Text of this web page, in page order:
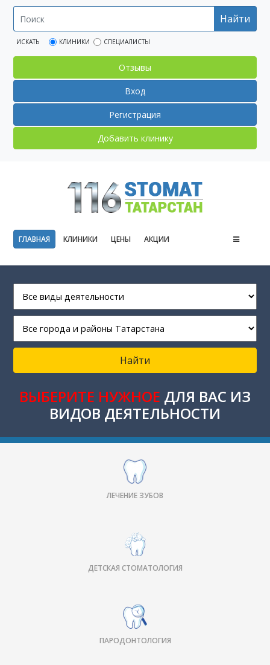
Найти
ИСКАТЬ КЛИНИКИ СПЕЦИАЛИСТЫ
Отзывы
Вход
Регистрация
Добавить клинику
ГЛАВНАЯ КЛИНИКИ ЦЕНЫ АКЦИИ
Найти
ВЫБЕРИТЕ НУЖНОЕ ДЛЯ ВАС ИЗ
ВИДОВ ДЕЯТЕЛЬНОСТИ
ЛЕЧЕНИЕ ЗУБОВ
ДЕТСКАЯ СТОМАТОЛОГИЯ
ПАРОДОНТОЛОГИЯ